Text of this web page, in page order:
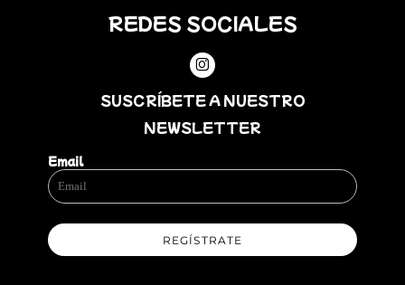
REDES SOCIALES
SUSCRÍBETE A NUESTRO
NEWSLETTER
Email
REGÍSTRATE